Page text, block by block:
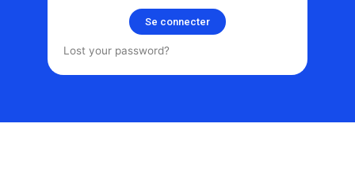
Se connecter
Lost your password?